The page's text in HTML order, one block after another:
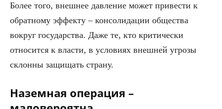
Более того, внешнее давление может привести к
обратному эффекту – консолидации общества
вокруг государства. Даже те, кто критически
относится к власти, в условиях внешней угрозы
склонны защищать страну.
Наземная операция –